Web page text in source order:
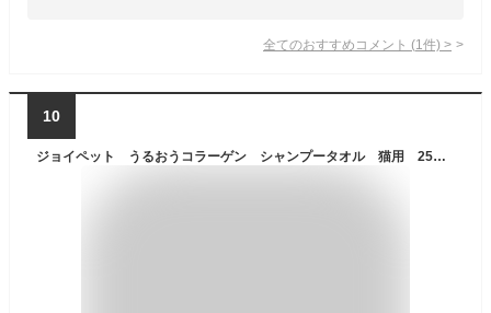
全てのおすすめコメント (1 件) >
10
ジョイペット うるおうコラーゲン シャンプータオル 猫用 25枚 関東当日便